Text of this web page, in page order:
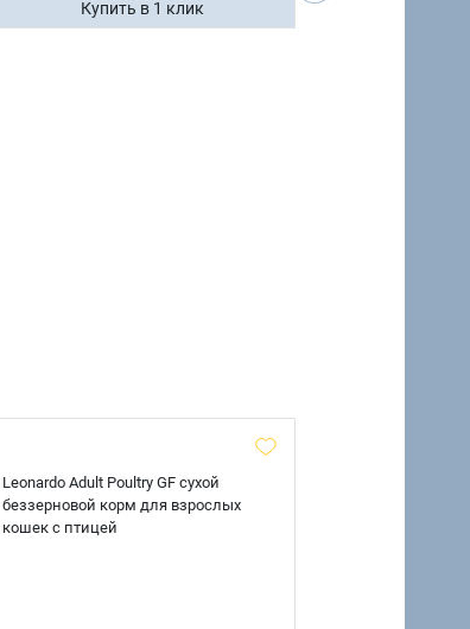
Купить в 1 клик
Leonardo Adult Poultry GF сухой
беззерновой корм для взрослых
кошек с птицей